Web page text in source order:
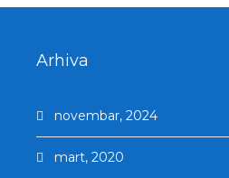
Arhiva
novembar, 2024
mart, 2020